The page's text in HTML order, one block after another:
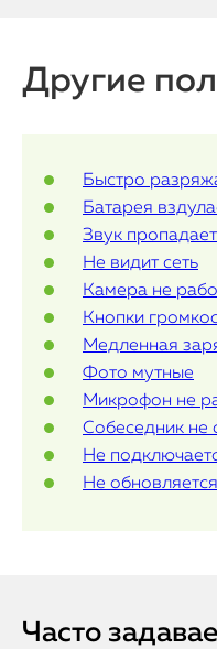
Mac Mini
О нас
Контакты
Статьи
Другие
Быстро
Батарея
Звук пропадает
Не видит сеть
Камера не
Кнопки
Медленная
Фото мутные
Микрофон не
Собеседник не
Не
Не
Часто